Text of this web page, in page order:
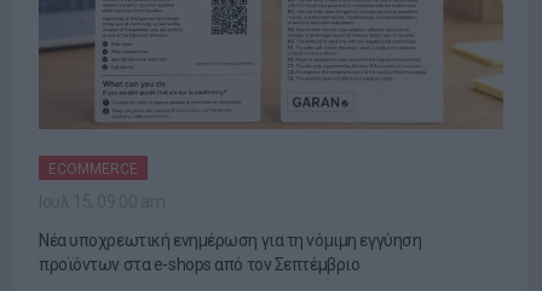
ECOMMERCE
Νέα υποχρεωτική ενημέρωση για τη νόμιμη εγγύηση
προϊόντων στα e-shops από τον Σεπτέμβριο